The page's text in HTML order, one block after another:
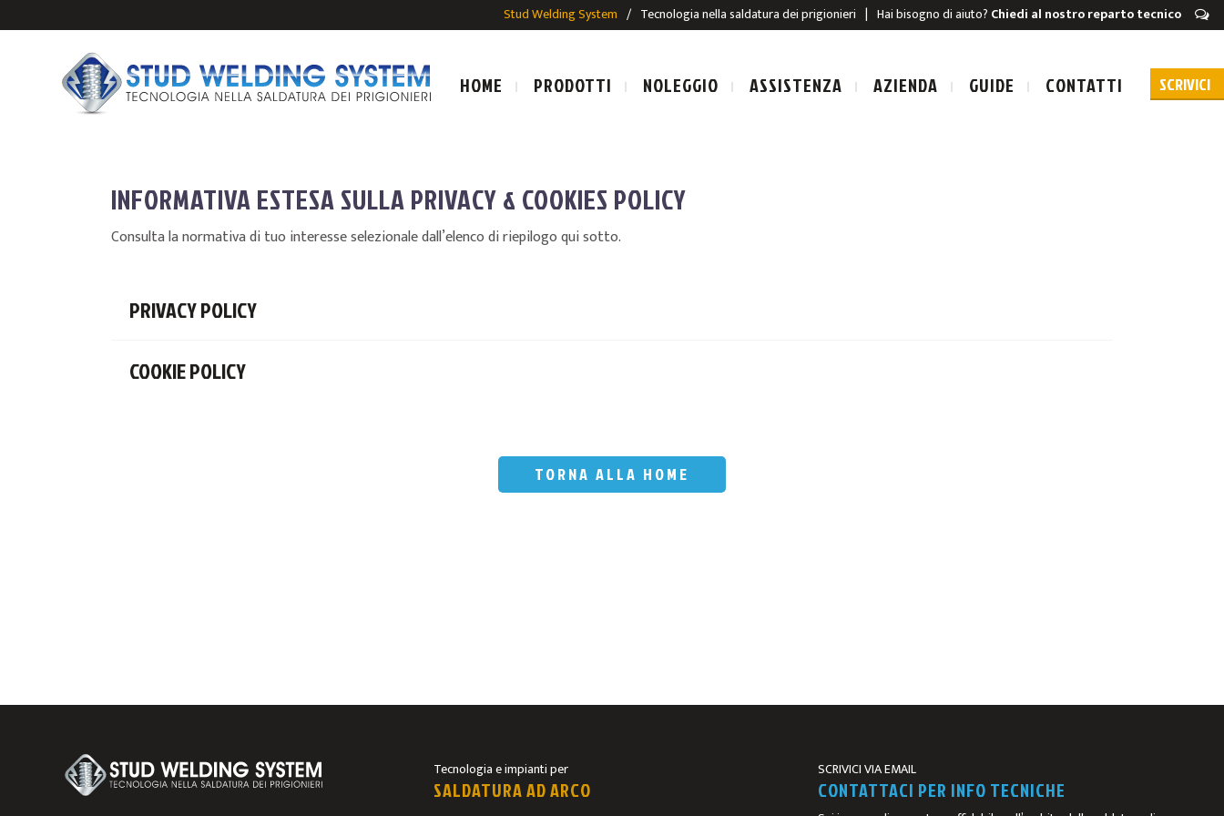
Stud Welding System / Tecnologia nella saldatura dei prigionieri | Hai bisogno di aiuto? Chiedi al nostro reparto tecnico
HOME PRODOTTI NOLEGGIO ASSISTENZA AZIENDA GUIDE CONTATTI
INFORMATIVA ESTESA SULLA PRIVACY & COOKIES POLICY
Consulta la normativa di tuo interesse selezionale dall’elenco di riepilogo qui sotto.
PRIVACY POLICY
COOKIE POLICY
TORNA ALLA HOME
Tecnologia e impianti per
SALDATURA AD ARCO
SCRIVICI VIA EMAIL
CONTATTACI PER INFO TECNICHE